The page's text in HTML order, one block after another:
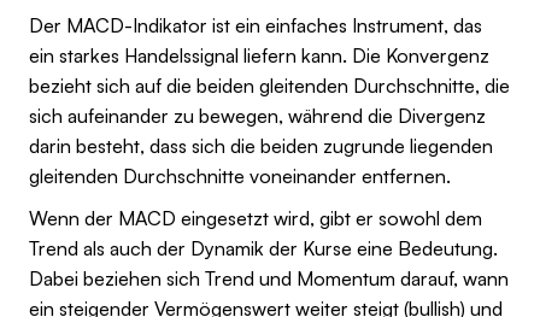
Der MACD-Indikator ist ein einfaches Instrument, das
ein starkes Handelssignal liefern kann. Die Konvergenz
bezieht sich auf die beiden gleitenden Durchschnitte, die
sich aufeinander zu bewegen, während die Divergenz
darin besteht, dass sich die beiden zugrunde liegenden
gleitenden Durchschnitte voneinander entfernen.
Wenn der MACD eingesetzt wird, gibt er sowohl dem
Trend als auch der Dynamik der Kurse eine Bedeutung.
Dabei beziehen sich Trend und Momentum darauf, wann
ein steigender Vermögenswert weiter steigt (bullish) und